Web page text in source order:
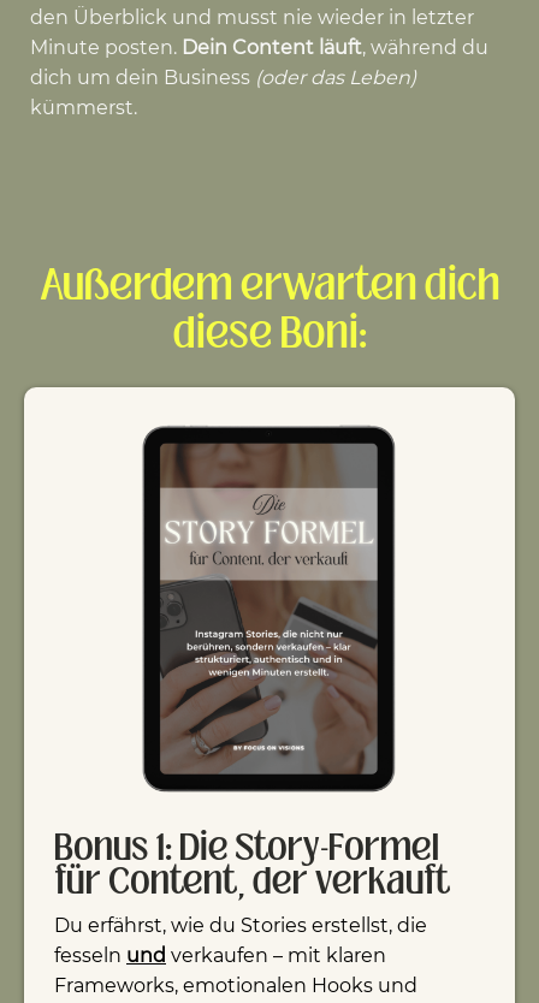
den Überblick und musst nie wieder in letzter
Minute posten. Dein Content läuft, während du
dich um dein Business (oder das Leben)
kümmerst.
Außerdem erwarten dich
diese Boni:
Bonus 1: Die Story-Formel
für Content, der verkauft
Du erfährst, wie du Stories erstellst, die
fesseln und verkaufen – mit klaren
Frameworks, emotionalen Hooks und